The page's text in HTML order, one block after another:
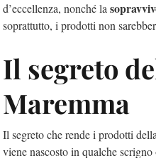
d’eccellenza, nonché la
soprattutto, i prodotti non
Il segreto
Maremma
Il segreto che rende i prodotti
viene nascosto in qualche